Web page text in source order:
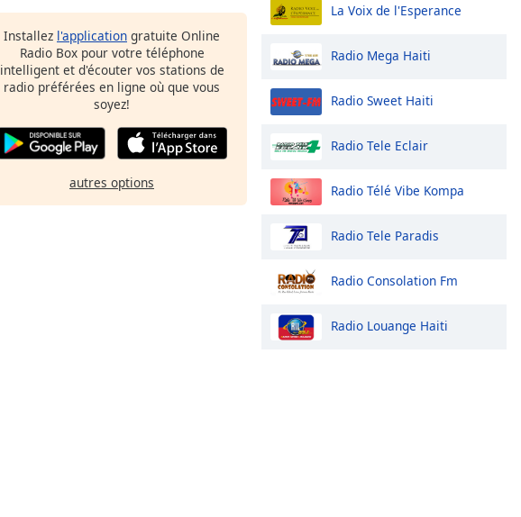
Installez l'application gratuite Online
Radio Box pour votre téléphone
intelligent et d'écouter vos stations de
radio préférées en ligne où que vous
soyez!
autres options
La Voix de l'Esperance
Radio Mega Haiti
Radio Sweet Haiti
Radio Tele Eclair
Radio Télé Vibe Kompa
Radio Tele Paradis
Radio Consolation Fm
Radio Louange Haiti